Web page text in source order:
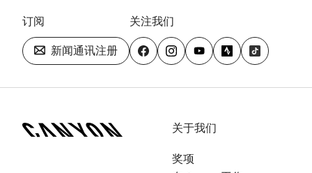
订阅
新闻通讯注册
关注我们
关于我们
奖项